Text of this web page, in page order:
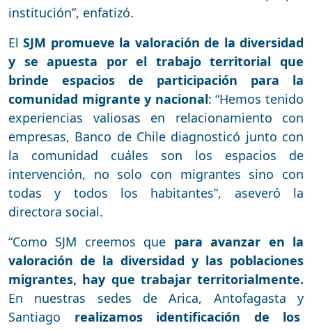
institución”, enfatizó.
ElSJM promueve la valoración de la diversidad
y se apuesta por el trabajo territorial que
brinde espacios de participación para la
comunidad migrante y nacional: “Hemos tenido
experiencias valiosas en relacionamiento con
empresas, Banco de Chile diagnosticó junto con
la comunidad cuáles son los espacios de
intervención, no solo con migrantes sino con
todas y todos los habitantes”, aseveró la
directora social.
“Como SJM creemos que para avanzar en la
valoración de la diversidad y las poblaciones
migrantes, hay que trabajar territorialmente.
En nuestras sedes de Arica, Antofagasta y
Santiago realizamos identificación de los